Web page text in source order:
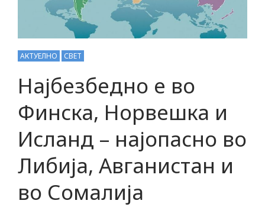
АКТУЕЛНО СВЕТ
Најбезбедно е во
Финска, Норвешка и
Исланд – најопасно во
Либија, Авганистан и
во Сомалија